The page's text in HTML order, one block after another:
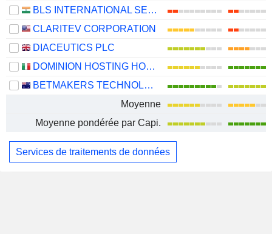
BLS INTERNATIONAL SERVICES LIMITED
CLARITEV CORPORATION
DIACEUTICS PLC
DOMINION HOSTING HOLDING S.P.A.
BETMAKERS TECHNOLOGY GROUP LTD
Moyenne
Moyenne pondérée par Capi.
Services de traitements de données